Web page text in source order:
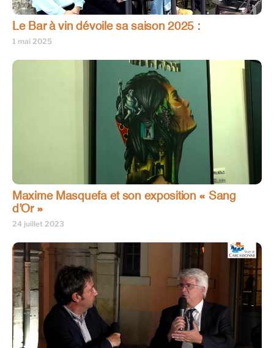
Le Bar à vin dévoile sa saison 2025 :
1 mai 2025
Maxime Masquefa et son exposition « Sang
d’Or »
24 juillet 2023